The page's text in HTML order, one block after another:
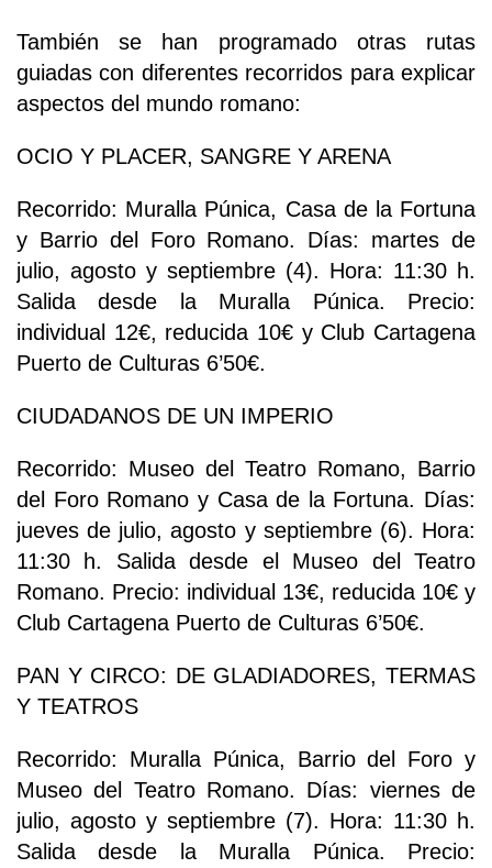
También se han programado otras rutas
guiadas con diferentes recorridos para explicar
aspectos del mundo romano:
OCIO Y PLACER, SANGRE Y ARENA
Recorrido: Muralla Púnica, Casa de la Fortuna
y Barrio del Foro Romano. Días: martes de
julio, agosto y septiembre (4). Hora: 11:30 h.
Salida desde la Muralla Púnica. Precio:
individual 12€, reducida 10€ y Club Cartagena
Puerto de Culturas 6’50€.
CIUDADANOS DE UN IMPERIO
Recorrido: Museo del Teatro Romano, Barrio
del Foro Romano y Casa de la Fortuna. Días:
jueves de julio, agosto y septiembre (6). Hora:
11:30 h. Salida desde el Museo del Teatro
Romano. Precio: individual 13€, reducida 10€ y
Club Cartagena Puerto de Culturas 6’50€.
PAN Y CIRCO: DE GLADIADORES, TERMAS
Y TEATROS
Recorrido: Muralla Púnica, Barrio del Foro y
Museo del Teatro Romano. Días: viernes de
julio, agosto y septiembre (7). Hora: 11:30 h.
Salida desde la Muralla Púnica. Precio: